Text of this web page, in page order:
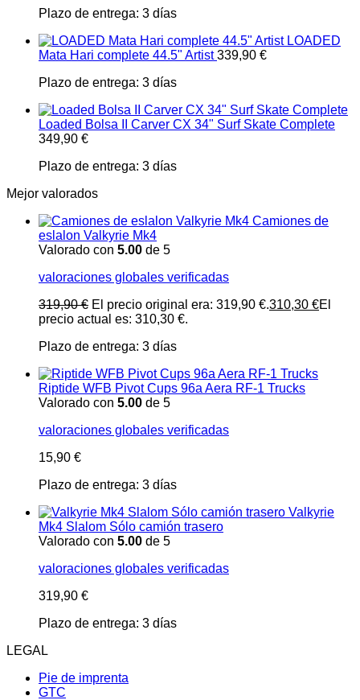
Plazo de entrega: 3 días
LOADED
Mata Hari complete 44.5" Artist 339,90 €
Plazo de entrega: 3 días
Loaded Bolsa II Carver CX 34" Surf Skate Complete
349,90 €
Plazo de entrega: 3 días
Mejor valorados
Camiones de
eslalon Valkyrie Mk4
Valorado con 5.00 de 5
valoraciones globales verificadas
319,90€ El precio original era: 319,90 €.310,30 €El
precio actual es: 310,30 €.
Plazo de entrega: 3 días
Riptide WFB Pivot Cups 96a Aera RF-1 Trucks
Valorado con 5.00 de 5
valoraciones globales verificadas
15,90 €
Plazo de entrega: 3 días
Valkyrie
Mk4 Slalom Sólo camión trasero
Valorado con 5.00 de 5
valoraciones globales verificadas
319,90 €
Plazo de entrega: 3 días
LEGAL
Pie de imprenta
GTC